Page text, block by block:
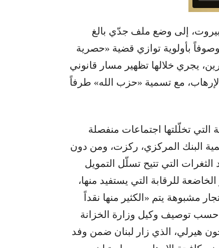
إلى وضع ملف جدّي بالغ
بأولوية توازي قضية «حصرية
يجري خلالها تظهير مسار قانوني
مع تسمية «حزب الله» طرفاً
تخلّلتها اجتماعات منفصلة
البنك المركزي، ركزت، ومن دون
التي تتيح تسلّل التمويل
للرقابة التي يستفيد منها،
مشبوهة يتم «الكثير منها نقداً
حسب توصيف وكيل وزارة الخزانة
جون هيرلي، الذي زار لبنان ضمن وفد